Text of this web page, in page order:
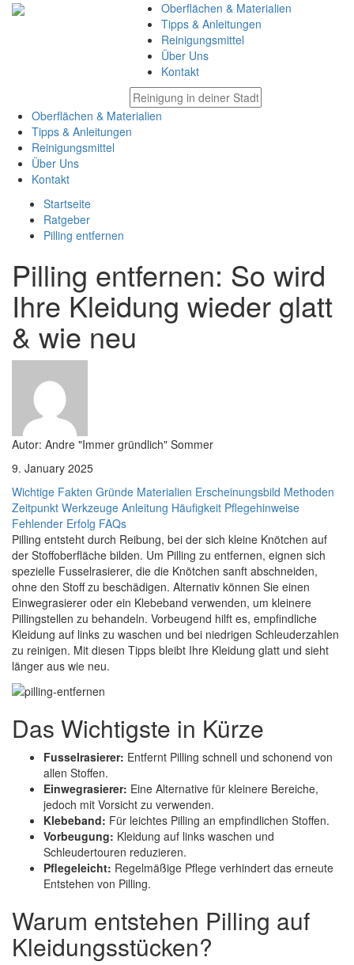
Oberflächen & Materialien
Tipps & Anleitungen
Reinigungsmittel
Über Uns
Kontakt
Oberflächen & Materialien
Tipps & Anleitungen
Reinigungsmittel
Über Uns
Kontakt
Startseite
Ratgeber
Pilling entfernen
Pilling entfernen: So wird
Ihre Kleidung wieder glatt
& wie neu
Autor: Andre "Immer gründlich" Sommer
9. January 2025
Wichtige Fakten Gründe Materialien Erscheinungsbild Methoden
Zeitpunkt Werkzeuge Anleitung Häufigkeit Pflegehinweise
Fehlender Erfolg FAQs
Pilling entsteht durch Reibung, bei der sich kleine Knötchen auf
der Stoffoberfläche bilden. Um Pilling zu entfernen, eignen sich
spezielle Fusselrasierer, die die Knötchen sanft abschneiden,
ohne den Stoff zu beschädigen. Alternativ können Sie einen
Einwegrasierer oder ein Klebeband verwenden, um kleinere
Pillingstellen zu behandeln. Vorbeugend hilft es, empfindliche
Kleidung auf links zu waschen und bei niedrigen Schleuderzahlen
zu reinigen. Mit diesen Tipps bleibt Ihre Kleidung glatt und sieht
länger aus wie neu.
Das Wichtigste in Kürze
Fusselrasierer: Entfernt Pilling schnell und schonend von
allen Stoffen.
Einwegrasierer: Eine Alternative für kleinere Bereiche,
jedoch mit Vorsicht zu verwenden.
Klebeband: Für leichtes Pilling an empfindlichen Stoffen.
Vorbeugung: Kleidung auf links waschen und
Schleudertouren reduzieren.
Pflegeleicht: Regelmäßige Pflege verhindert das erneute
Entstehen von Pilling.
Warum entstehen Pilling auf
Kleidungsstücken?